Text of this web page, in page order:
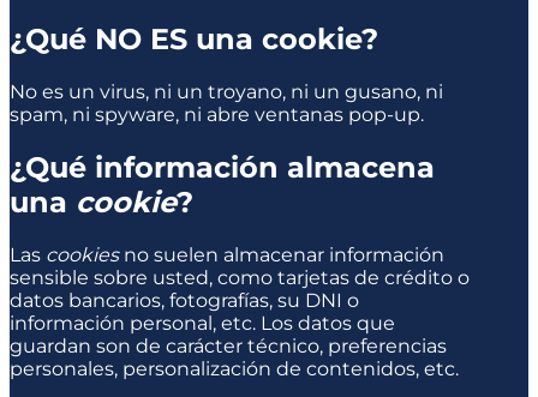
¿Qué NO ES una cookie?
No es un virus, ni un troyano, ni un gusano, ni
spam, ni spyware, ni abre ventanas pop-up.
¿Qué información almacena
una cookie?
Las cookiesno suelen almacenar información
sensible sobre usted, como tarjetas de crédito o
datos bancarios, fotografías, su DNI o
información personal, etc. Los datos que
guardan son de carácter técnico, preferencias
personales, personalización de contenidos, etc.